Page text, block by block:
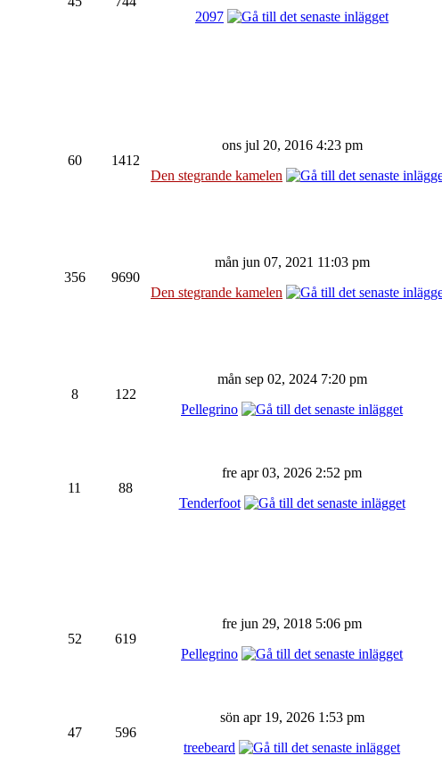
2097
60 1412
ons jul 20, 2016 4:23 pm
Den stegrande kamelen
356 9690
mån jun 07, 2021 11:03 pm
Den stegrande kamelen
8 122
mån sep 02, 2024 7:20 pm
Pellegrino
11 88
fre apr 03, 2026 2:52 pm
Tenderfoot
52 619
fre jun 29, 2018 5:06 pm
Pellegrino
47 596
sön apr 19, 2026 1:53 pm
treebeard